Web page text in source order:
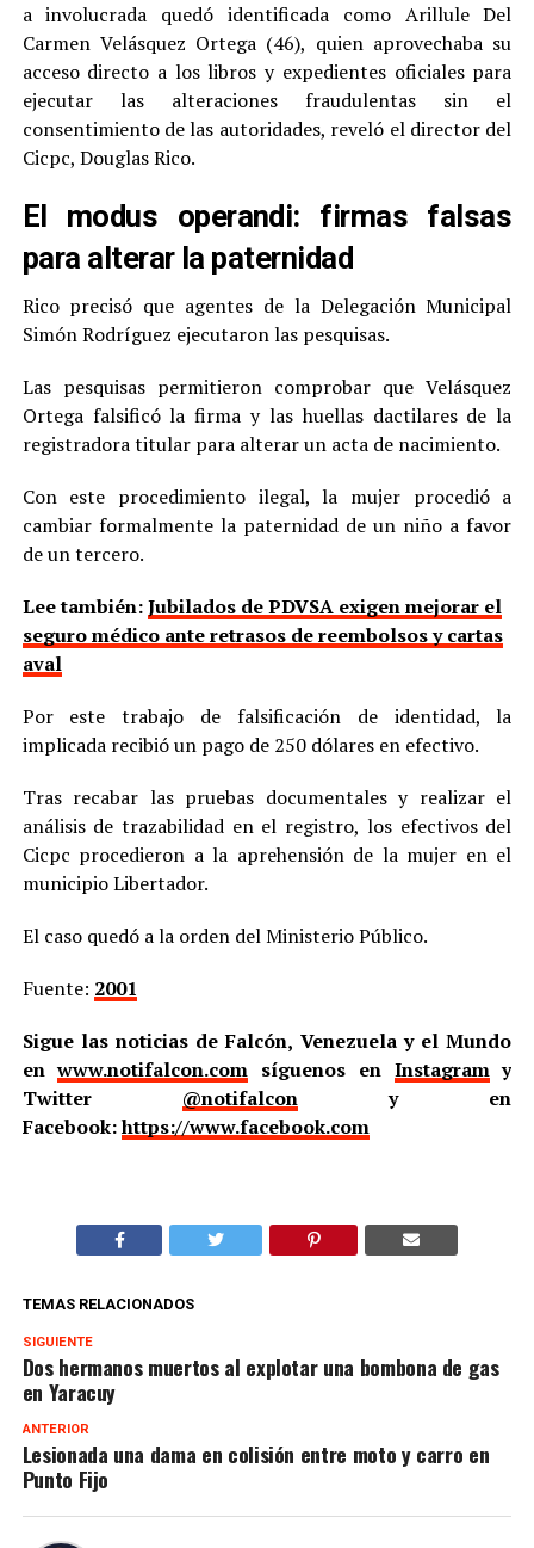
a involucrada quedó identificada como Arillule Del
Carmen Velásquez Ortega (46), quien aprovechaba su
acceso directo a los libros y expedientes oficiales para
ejecutar las alteraciones fraudulentas sin el
consentimiento de las autoridades, reveló el director del
Cicpc, Douglas Rico.
El modus operandi: firmas falsas
para alterar la paternidad
Rico precisó que agentes de la Delegación Municipal
Simón Rodríguez ejecutaron las pesquisas.
Las pesquisas permitieron comprobar que Velásquez
Ortega falsificó la firma y las huellas dactilares de la
registradora titular para alterar un acta de nacimiento.
Con este procedimiento ilegal, la mujer procedió a
cambiar formalmente la paternidad de un niño a favor
de un tercero.
Lee también:Jubilados de PDVSA exigen mejorar el
seguro médico ante retrasos de reembolsos y cartas
aval
Por este trabajo de falsificación de identidad, la
implicada recibió un pago de 250 dólares en efectivo.
Tras recabar las pruebas documentales y realizar el
análisis de trazabilidad en el registro, los efectivos del
Cicpc procedieron a la aprehensión de la mujer en el
municipio Libertador.
El caso quedó a la orden del Ministerio Público.
Fuente: 2001
Sigue las noticias de Falcón, Venezuela y el Mundo
enwww.notifalcon.com síguenos en Instagramy
Twitter @notifalcony en
Facebook:https://www.facebook.com
TEMAS RELACIONADOS
SIGUIENTE
Dos hermanos muertos al explotar una bombona de gas
en Yaracuy
ANTERIOR
Lesionada una dama en colisión entre moto y carro en
Punto Fijo